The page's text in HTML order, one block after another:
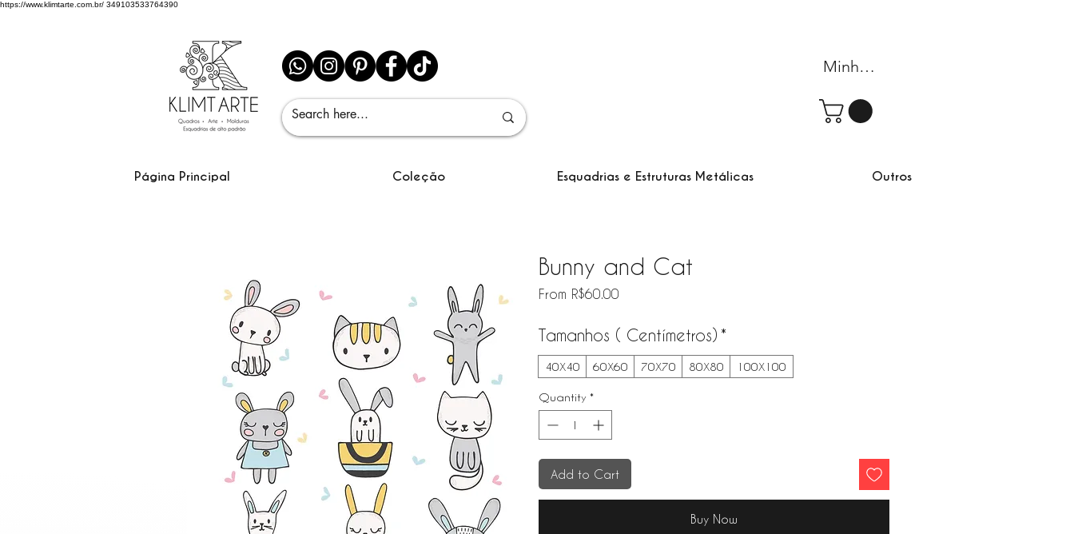
https://www.klimtarte.com.br/ 349103533764390
Minha conta
Página Principal Coleção Esquadrias e Estruturas Metálicas Outros
Bunny and Cat
From R$60.00Sale Price
Tamanhos ( Centímetros) *
40X40 60X60 70X70 80X80 100X100
Quantity *
Add to Cart
Buy Now